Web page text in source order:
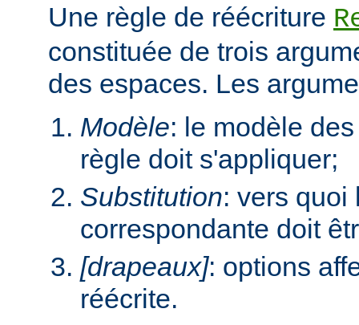
Une règle de réécriture
constituée de trois
des espaces. Les
Modèle: le modèle
règle doit s'appliquer;
Substitution: vers quoi
correspondante doit
[drapeaux]: options
réécrite.